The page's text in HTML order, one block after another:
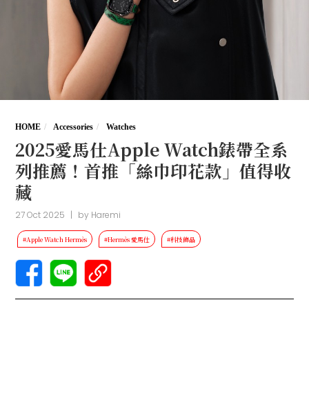
HOME Accessories Watches
2025愛馬仕Apple Watch錶帶全系
列推薦！首推「絲巾印花款」值得收
藏
27 Oct 2025 | by Haremi
#Apple Watch Hermès #Hermès 愛馬仕 #科技飾品